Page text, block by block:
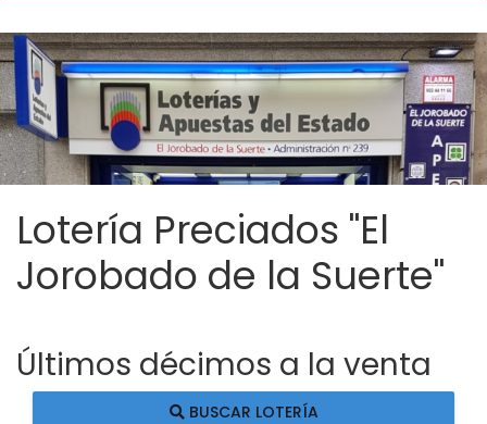
Lotería Preciados "El
Jorobado de la Suerte"
Últimos décimos a la venta
BUSCAR LOTERÍA